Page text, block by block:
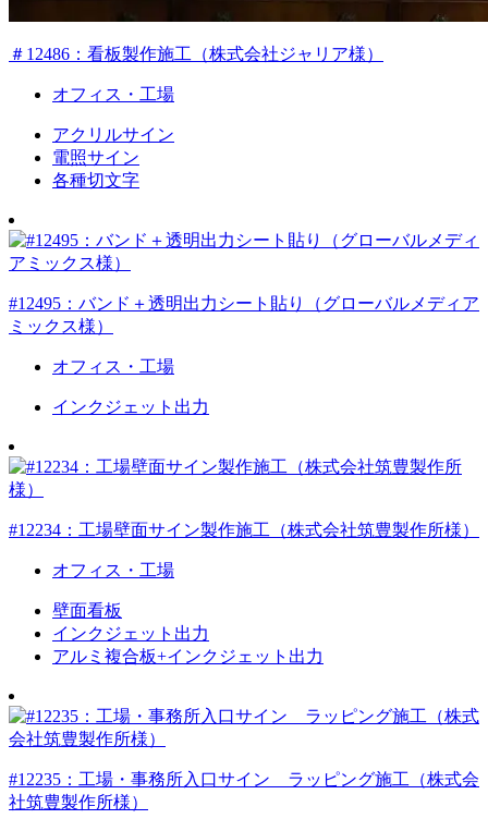
＃12486：看板製作施工（株式会社ジャリア様）
オフィス・工場
アクリルサイン
電照サイン
各種切文字
#12495：バンド＋透明出力シート貼り（グローバルメディア
ミックス様）
オフィス・工場
インクジェット出力
#12234：工場壁面サイン製作施工（株式会社筑豊製作所様）
オフィス・工場
壁面看板
インクジェット出力
アルミ複合板+インクジェット出力
#12235：工場・事務所入口サイン ラッピング施工（株式会
社筑豊製作所様）